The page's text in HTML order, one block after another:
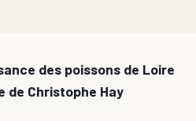
des poissons de Loire
de Christophe Hay